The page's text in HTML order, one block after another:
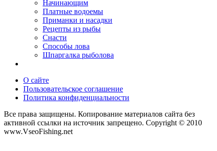
Начинающим
Платные водоемы
Приманки и насадки
Рецепты из рыбы
Снасти
Способы лова
Шпаргалка рыболова
О сайте
Пользовательское соглашение
Политика конфиденциальности
Все права защищены. Копирование материалов сайта без
активной ссылки на источник запрещено. Copyright © 2010
www.VseoFishing.net